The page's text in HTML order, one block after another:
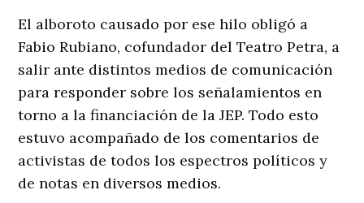
El alboroto causado por ese hilo obligó a
Fabio Rubiano, cofundador del Teatro Petra, a
salir ante distintos medios de comunicación
para responder sobre los señalamientos en
torno a la financiación de la JEP. Todo esto
estuvo acompañado de los comentarios de
activistas de todos los espectros políticos y
de notas en diversos medios.